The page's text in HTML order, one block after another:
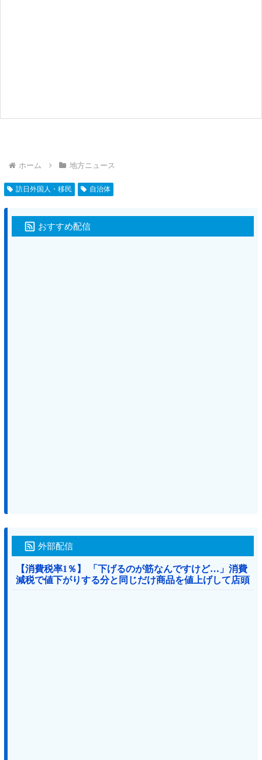
ホーム 地方ニュース
訪日外国人・移民 自治体
おすすめ配信
外部配信
【消費税率1％】 「下げるのが筋なんですけど…」消費
減税で値下がりする分と同じだけ商品を値上げして店頭
価格を変えない店も